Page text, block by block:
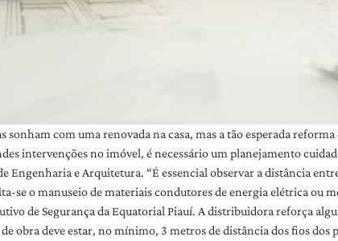
sonham com uma renovada na casa, mas a tão esperada
intervenções no imóvel, é necessário um planejamento
Engenharia e Arquitetura. “É essencial observar a distância
se o manuseio de materiais condutores de energia elétrica ou
de Segurança da Equatorial Piauí. A distribuidora reforça
obra deve estar, no mínimo, 3 metros de distância dos fios